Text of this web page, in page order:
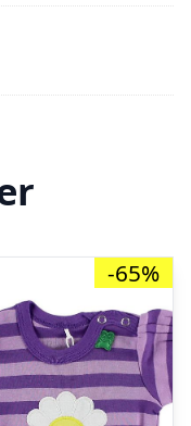
-65%